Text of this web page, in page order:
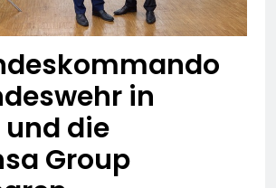
in
und die
Group